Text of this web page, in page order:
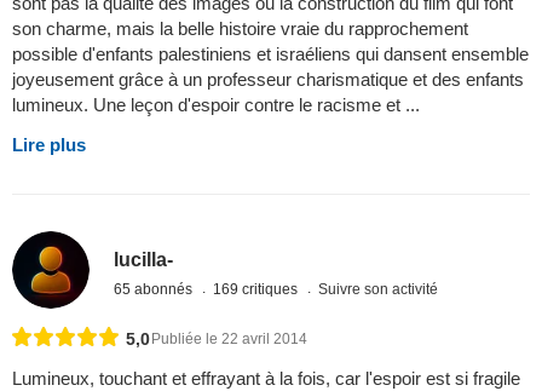
son charme, mais la belle histoire vraie du rapprochement
possible d'enfants palestiniens et israéliens qui dansent ensemble
joyeusement grâce à un professeur charismatique et des enfants
lumineux. Une leçon d'espoir contre le racisme et ...
Lire plus
lucilla-
65 abonnés 169 critiques Suivre son activité
5,0 Publiée le 22 avril 2014
Lumineux, touchant et effrayant à la fois, car l'espoir est si fragile